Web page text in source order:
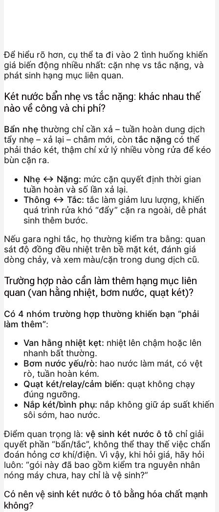
Để hiểu rõ hơn, cụ thể ta đi vào 2 tình huống khiến
giá biến động nhiều nhất: cặn nhẹ vs tắc nặng, và
phát sinh hạng mục liên quan.
Két nước bẩn nhẹ vs tắc nặng: khác nhau thế
nào về công và chi phí?
Bẩn nhẹ thường chỉ cần xả – tuần hoàn dung dịch
tẩy nhẹ – xả lại – châm mới, còn tắc nặng có thể
phải tháo két, thậm chí xử lý nhiều vòng rửa để kéo
bùn cặn ra.
Nhẹ ↔ Nặng: mức cặn quyết định thời gian
tuần hoàn và số lần xả lại.
Thông ↔ Tắc: tắc làm giảm lưu lượng, khiến
quá trình rửa khó “đẩy” cặn ra ngoài, dễ phát
sinh thêm bước.
Nếu gara nghi tắc, họ thường kiểm tra bằng: quan
sát độ đồng đều nhiệt trên bề mặt két, đánh giá
dòng chảy, và xem màu/cặn trong dung dịch cũ.
Trường hợp nào cần làm thêm hạng mục liên
quan (van hằng nhiệt, bơm nước, quạt két)?
Có 4 nhóm trường hợp thường khiến bạn “phải
làm thêm”:
Van hằng nhiệt kẹt: nhiệt lên chậm hoặc lên
nhanh bất thường.
Bơm nước yếu/rò: hao nước làm mát, có vệt
rò, tuần hoàn kém.
Quạt két/relay/cảm biến: quạt không chạy
đúng ngưỡng.
Nắp két/bình phụ: nắp không giữ áp suất khiến
sôi sớm, hao nước.
Điểm quan trọng là: vệ sinh két nước ô tô chỉ giải
quyết phần “bẩn/tắc”, không thể thay thế việc chẩn
đoán hỏng cơ khí/điện. Vì vậy, khi hỏi giá, hãy hỏi
luôn: “gói này đã bao gồm kiểm tra nguyên nhân
nóng máy chưa, hay chỉ là vệ sinh?”
Có nên vệ sinh két nước ô tô bằng hóa chất mạnh
không?